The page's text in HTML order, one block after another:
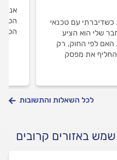
עם טכנאי
שלי הוא הציע
האם לפי החוק, רק
את מפסק
אני
לכל השאלות והתשובות
באזורים קרובים